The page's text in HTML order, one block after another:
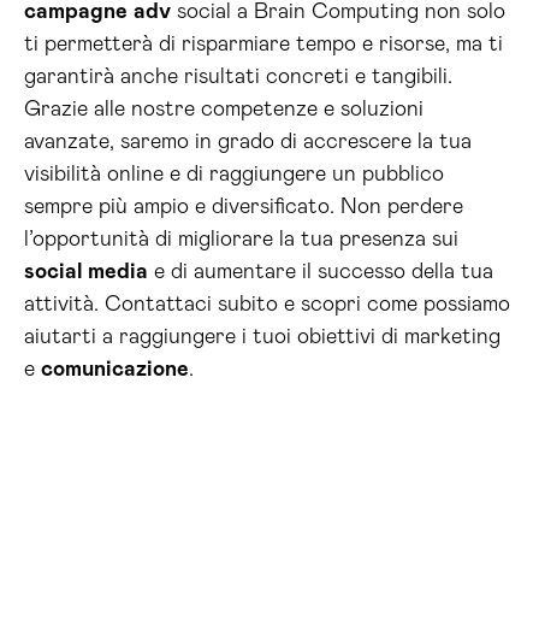
campagne adv social a Brain Computing non solo
ti permetterà di risparmiare tempo e risorse, ma ti
garantirà anche risultati concreti e tangibili.
Grazie alle nostre competenze e soluzioni
avanzate, saremo in grado di accrescere la tua
visibilità online e di raggiungere un pubblico
sempre più ampio e diversificato. Non perdere
l’opportunità di migliorare la tua presenza sui
social media e di aumentare il successo della tua
attività. Contattaci subito e scopri come possiamo
aiutarti a raggiungere i tuoi obiettivi di marketing
e comunicazione.